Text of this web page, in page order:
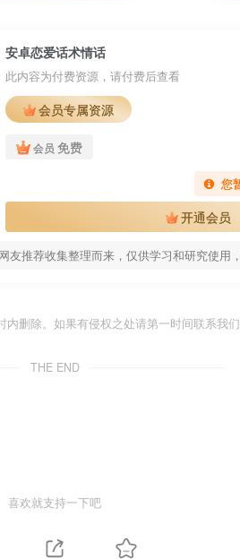
安卓恋爱话术情话
此内容为付费资源，请付费后查看
会员专属资源
会员 免费
您
开通会员
友推荐收集整理而来，仅供学习和研究使用
删除。如果有侵权之处请第一时间联系我们
THE END
喜欢就支持一下吧